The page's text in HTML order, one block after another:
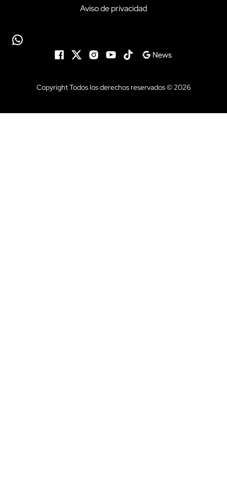
Aviso de privacidad
Copyright Todos los derechos reservados © 2026